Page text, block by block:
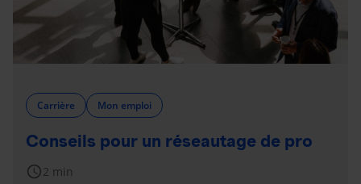
Carrière Mon emploi
Conseils pour un réseautage de pro
schedule2 min